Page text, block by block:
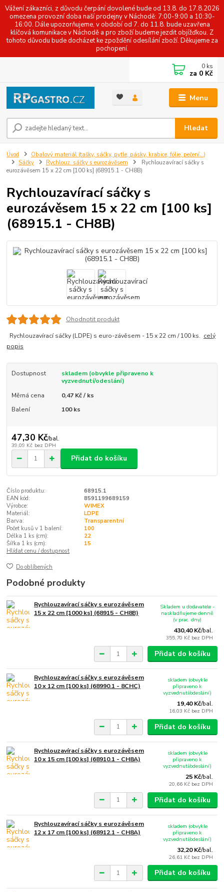
Vážení zákazníci, z důvodu čerpání dovolené bude od 13.8. do 17.8.2026
omezena provozní doba naší prodejny v Náchodě: 7:00-9:00 a 10:30-
16:00. Dále upozorňujeme, v období od 7. do 11.8. bude uzavřena
klíčová komunikace v Náchodě a pro zboží budeme jezdit objížďkou. Z
tohoto důvodu bude docházet ke zpoždění odesílání zboží. Děkujeme za
pochopení.
Menu
Hledat
0 ks
za 0 Kč
Úvod
Obalový materiál (tašky, sáčky, pytle, pásky, krabice, fólie, pečení...)
Sáčky
Rychlouz. sáčky s eurozávěsem
Rychlouzavírací sáčky s
eurozávěsem 15 x 22 cm [100 ks] (68915.1 - CH8B)
Rychlouzavírací sáčky s
eurozávěsem 15 x 22 cm [100 ks]
(68915.1 - CH8B)
Ohodnotit produkt
Rychlouzavírací sáčky (LDPE) s euro-závěsem - 15 x 22 cm / 100 ks. celý
popis
Dostupnost
skladem (obvykle připraveno k
vyzvednutí/odeslání)
Měrná cena
0,47 Kč / ks
Balení
100 ks
47,30 Kč/bal.
39,09 Kč bez DPH
Přidat do košíku
Číslo produktu:
68915.1
EAN kód:
8591199689159
Výrobce:
WIMEX
Materiál:
LDPE
Barva:
Transparentní
Počet kusů v 1 balení:
100
Délka 1 ks (cm):
22
Šířka 1 ks (cm):
15
Hlídat cenu / dostupnost
Do oblíbených
Podobné produkty
Rychlouzavírací sáčky s eurozávěsem
15 x 22 cm [1000 ks] (68915 - CH8B)
430,40 Kč/bal.
355,70 Kč bez DPH
Skladem u dodavatele -
naskladňujeme denně
(v prac. dny)
Přidat do košíku
Rychlouzavírací sáčky s eurozávěsem
10 x 12 cm [100 ks] (68990.1 - 8CHC)
19,40 Kč/bal.
16,03 Kč bez DPH
skladem (obvykle
připraveno k
vyzvednutí/odeslání)
Přidat do košíku
Rychlouzavírací sáčky s eurozávěsem
10 x 15 cm [100 ks] (68910.1 - CH8A)
25 Kč/bal.
20,66 Kč bez DPH
skladem (obvykle
připraveno k
vyzvednutí/odeslání)
Přidat do košíku
Rychlouzavírací sáčky s eurozávěsem
12 x 17 cm [100 ks] (68912.1 - CH8A)
32,20 Kč/bal.
26,61 Kč bez DPH
skladem (obvykle
připraveno k
vyzvednutí/odeslání)
Přidat do košíku